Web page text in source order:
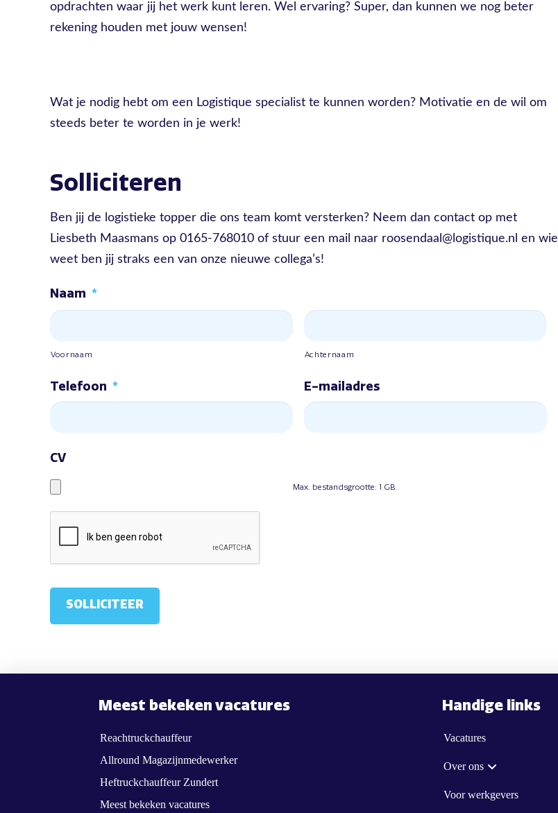
opdrachten waar jij het werk kunt leren. Wel ervaring? Super, dan kunnen we nog beter
rekening houden met jouw wensen!
Wat je nodig hebt om een Logistique specialist te kunnen worden? Motivatie en de wil om
steeds beter te worden in je werk!
Solliciteren
Ben jij de logistieke topper die ons team komt versterken? Neem dan contact op met
Liesbeth Maasmans op 0165-768010 of stuur een mail naar roosendaal@logistique.nl en wie
weet ben jij straks een van onze nieuwe collega’s!
Naam *
Voornaam Achternaam
Telefoon * E-mailadres
CV
Max. bestandsgrootte: 1 GB.
Meest bekeken vacatures
Reachtruckchauffeur
Allround Magazijnmedewerker
Heftruckchauffeur Zundert
Meest bekeken vacatures
Handige links
Vacatures
Over ons
Voor werkgevers